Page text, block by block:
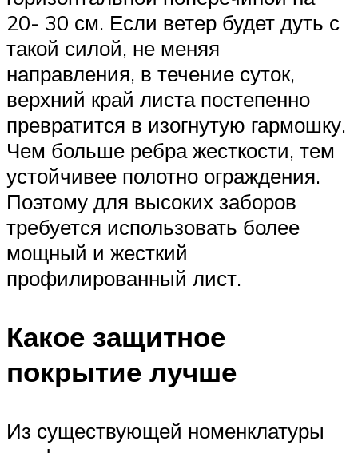
20- 30 см. Если ветер будет дуть с
такой силой, не меняя
направления, в течение суток,
верхний край листа постепенно
превратится в изогнутую гармошку.
Чем больше ребра жесткости, тем
устойчивее полотно ограждения.
Поэтому для высоких заборов
требуется использовать более
мощный и жесткий
профилированный лист.
Какое защитное
покрытие лучше
Из существующей номенклатуры